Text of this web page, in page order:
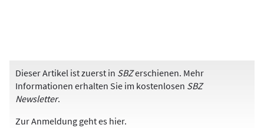
Dieser Artikel ist zuerst in SBZerschienen. Mehr
Informationen erhalten Sie im kostenlosen SBZ
Newsletter.
Zur Anmeldung geht es hier.